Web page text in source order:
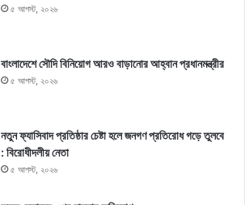
৫ আগস্ট, ২০২৬
বাংলাদেশে সৌদি বিনিয়োগ আরও বাড়ানোর আহ্বান প্রধানমন্ত্রীর
৫ আগস্ট, ২০২৬
নতুন ফ্যাসিবাদ প্রতিষ্ঠার চেষ্টা হলে জনগণ প্রতিরোধ গড়ে তুলবে
: বিরোধীদলীয় নেতা
৫ আগস্ট, ২০২৬